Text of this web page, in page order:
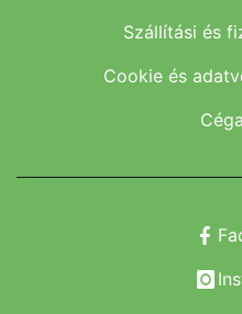
Szállítási és
Cookie és